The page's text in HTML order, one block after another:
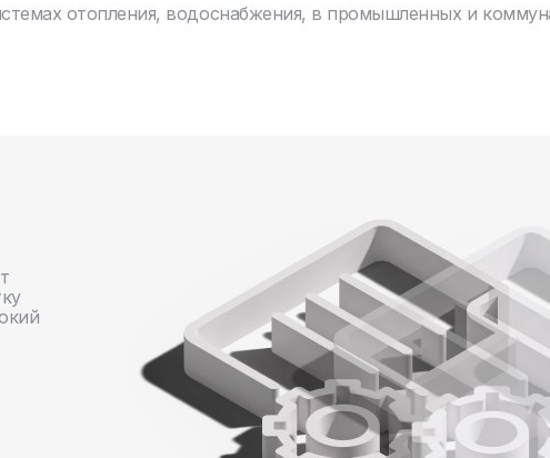
отопления, водоснабжения, в промышленных и